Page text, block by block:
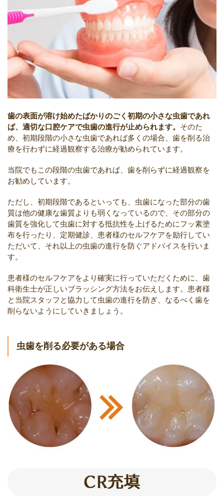
歯の表面が溶け始めたばかりのごく初期の小さな虫歯であれ
ば、適切な口腔ケアで虫歯の進行が止められます。 そのた
め、初期段階の小さな虫歯であれば多くの場合、歯を削る治
療を行わずに経過観察する治療が勧められています。
当院でもこの段階の虫歯であれば、歯を削らずに経過観察を
お勧めしています。
ただし、初期段階であるといっても、虫歯になった部分の歯
質は他の健康な歯質よりも弱くなっているので、その部分の
歯質を強化して虫歯に対する抵抗性を上げるためにフッ素塗
布を行ったり、定期健診、患者様のセルフケアを励行してい
ただいて、それ以上の虫歯の進行を防ぐアドバイスを行いま
す。
患者様のセルフケアをより確実に行っていただくために、歯
科衛生士が正しいブラッシング方法をお伝えします。患者様
と当院スタッフと協力して虫歯の進行を防ぎ、なるべく歯を
削らないようにしていきましょう。
虫歯を削る必要がある場合